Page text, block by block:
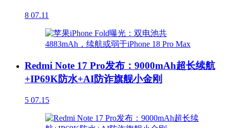
8 07.11
Redmi Note 17 Pro发布：9000mAh超长续航
+IP69K防水+AI防诈旗舰小金刚
5 07.15